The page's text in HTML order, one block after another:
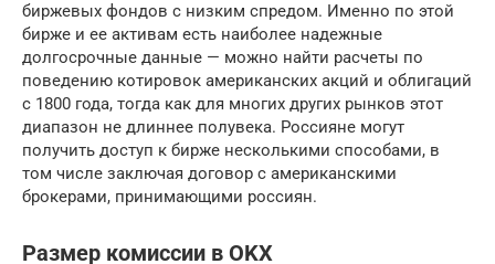
биржевых фондов с низким спредом. Именно по этой
бирже и ее активам есть наиболее надежные
долгосрочные данные — можно найти расчеты по
поведению котировок американских акций и облигаций
с 1800 года, тогда как для многих других рынков этот
диапазон не длиннее полувека. Россияне могут
получить доступ к бирже несколькими способами, в
том числе заключая договор с американскими
брокерами, принимающими россиян.
Размер комиссии в OKX